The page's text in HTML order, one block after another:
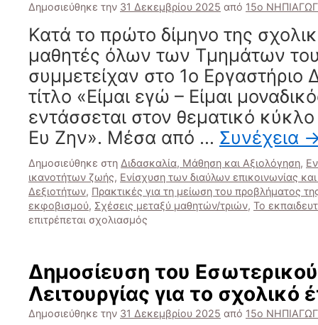
Δημοσιεύθηκε την 31 Δεκεμβρίου 2025 από 15ο
Κατά το πρώτο δίμηνο της
μαθητές όλων των Τμημάτων
συμμετείχαν στο 1ο Εργαστήριο
τίτλο «Είμαι εγώ – Είμαι
εντάσσεται στον θεματικό
Ευ Ζην». Μέσα από … Συνέχεια
Δημοσιεύθηκε στη Διδασκαλία, Μάθηση και Αξιολόγηση,
ικανοτήτων ζωής, Ενίσχυση των διαύλων επικοινωνίας
Δεξιοτήτων, Πρακτικές για τη μείωση του προβλήματος
εκφοβισμού, Σχέσεις μεταξύ μαθητών/τριών, Το
επιτρέπεται σχολιασμός
εγώ
–
Είμαι
μοναδικός!»
Δημοσίευση του
Λειτουργίας για το
Δημοσιεύθηκε την 31 Δεκεμβρίου 2025 από 15ο